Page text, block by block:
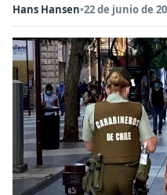
Hans Hansen•22 de junio de